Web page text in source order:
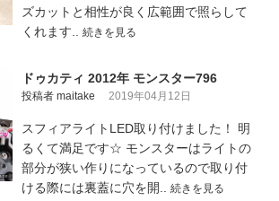
ズカットと相性が良く広範囲で照らして
くれます.. 続きを見る
ドゥカティ 2012年 モンスター796
投稿者 maitake 2019年04月12日
スフィアライトLED取り付けました！ 明
るくて満足です☆ モンスターはライトの
部分が狭い作りになっているので取り付
ける際には裏蓋に穴を開.. 続きを見る